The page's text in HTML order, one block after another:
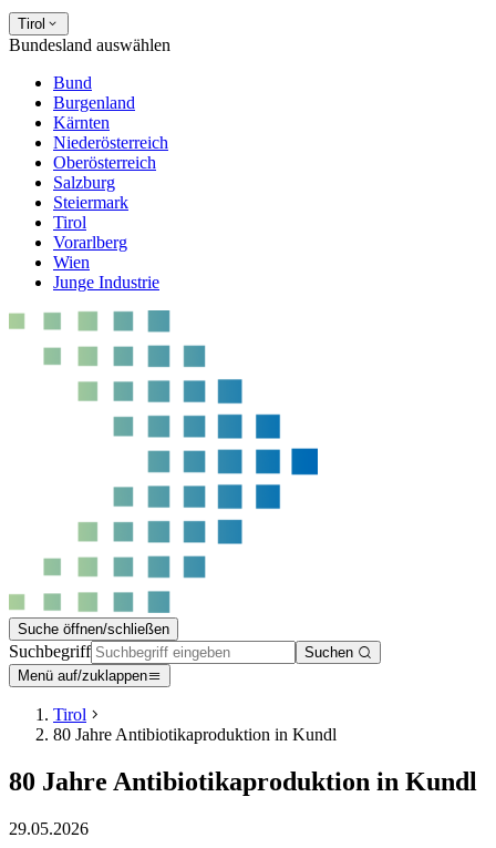
Tirol
Bundesland auswählen
Bund
Burgenland
Kärnten
Niederösterreich
Oberösterreich
Salzburg
Steiermark
Tirol
Vorarlberg
Wien
Junge Industrie
Suche öffnen/schließen
Suchbegriff
Suchen
Menü auf/zuklappen
Tirol
80 Jahre Antibiotikaproduktion in Kundl
80 Jahre Antibiotikaproduktion in Kundl
29.05.2026